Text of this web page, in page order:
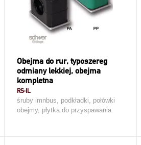
Obejma do rur, typoszereg
odmiany lekkiej, obejma
kompletna
RS-IL
śruby imnbus, podkładki, połówki
obejmy, płytka do przyspawania